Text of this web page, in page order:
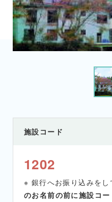
施設コード
1202
※ 銀行へお振り込みを
のお名前の前に施設コー